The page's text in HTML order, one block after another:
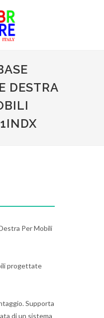
DESTRA
Per Mobili
progettate
Supporta
di un sistema